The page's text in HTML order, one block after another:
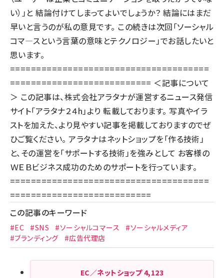
い）」と 結論付けてしまってよいでしょうか？ 結論にはまだ
早いと言うのが私の意見です。 この続きは次回「ソーシャル
コマ―スという言葉の意味とテクノロジー」でお話したいと
思います。
======================================
=========================== ＜記事について
＞ この記事は、株式会社アラタナが運営するニュース発信
サイト「アラタナ２４h」より 転載しております。 写真やイラ
ストを加えた、より見やすい記事を掲載しておりますのでぜ
ひご覧ください。 アラタナはネットショップを「作る技術」
と、その運営を「サポートする技術」を強みとして お客様の
ＷＥＢビジネス成功のためのサポートを行っています。
======================================
===========================
この記事のキーワード
#EC #SNS #ソーシャルコマース
#ソーシャルメディア
#ブランディング
#広告代理店
EC／ネットショップ4,123